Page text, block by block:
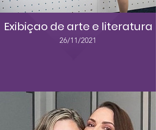
Exibiçao de arte e literatura
26/11/2021